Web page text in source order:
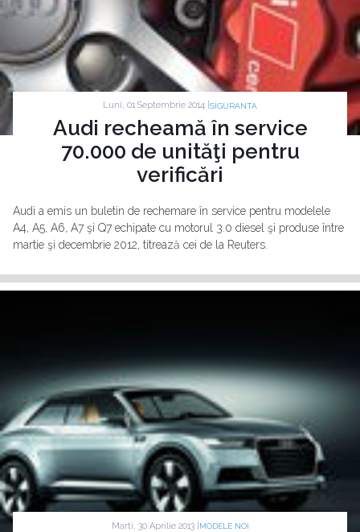
Luni, 01 Septembrie 2014 | SIGURANTA
Audi recheamă în service
70.000 de unităţi pentru
verificări
Audi a emis un buletin de rechemare în service pentru modelele
A4, A5, A6, A7 şi Q7 echipate cu motorul 3.0 diesel şi produse între
martie şi decembrie 2012, titrează cei de la Reuters.
Marti, 30 Aprilie 2013 | MODELE NOI